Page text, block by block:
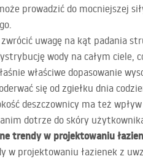
prowadzić do mocniejszej
uwagę na kąt padania
wody na całym ciele,
właściwe dopasowanie
się od zgiełku dnia
deszczownicy ma też
dotrze do skóry
trendy w projektowaniu
w projektowaniu łazienek z